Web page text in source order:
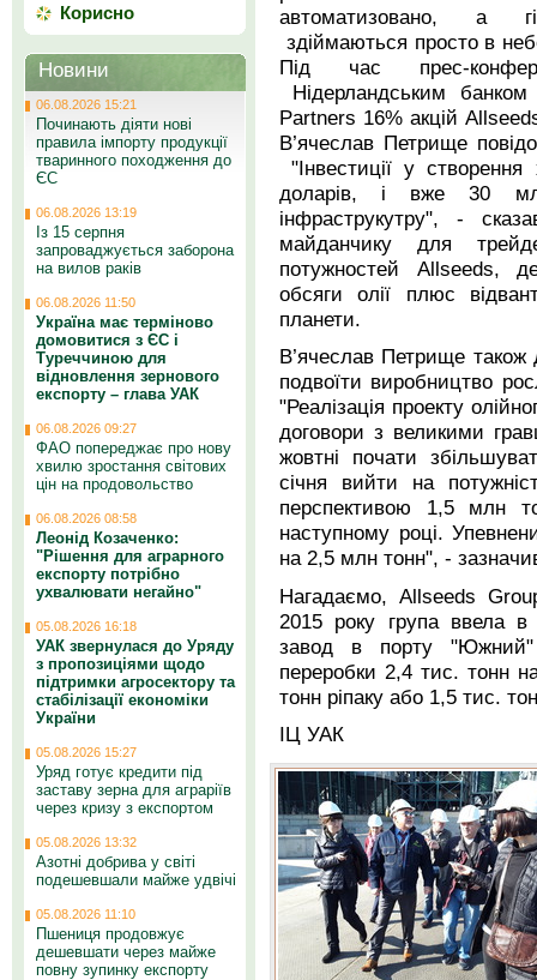
автоматизовано, а
здіймаються просто в
Під час прес-
Нідерландським
Partners 16% акцій
В’ячеслав Петрище
"Інвестиції у
доларів, і вже 30
інфраструкутру", -
майданчику для
потужностей Allseeds,
обсяги олії плюс
планети.
В’ячеслав Петрище
подвоїти виробництво
"Реалізація проекту
договори з великими
жовтні почати
січня вийти на
перспективою 1,5 млн
наступному році.
на 2,5 млн тонн", -
Нагадаємо, Allseeds
2015 року група ввела в
завод в порту
переробки 2,4 тис. тонн
тонн ріпаку або 1,5 тис.
ІЦ УАК
Корисно
Новини
06.08.2026 15:21
Починають діяти нові
правила імпорту продукції
тваринного походження до
ЄС
06.08.2026 13:19
Із 15 серпня
запроваджується заборона
на вилов раків
06.08.2026 11:50
Україна має терміново
домовитися з ЄС і
Туреччиною для
відновлення зернового
експорту – глава УАК
06.08.2026 09:27
ФАО попереджає про нову
хвилю зростання світових
цін на продовольство
06.08.2026 08:58
Леонід Козаченко:
"Рішення для аграрного
експорту потрібно
ухвалювати негайно"
05.08.2026 16:18
УАК звернулася до Уряду
з пропозиціями щодо
підтримки агросектору та
стабілізації економіки
України
05.08.2026 15:27
Уряд готує кредити під
заставу зерна для аграріїв
через кризу з експортом
05.08.2026 13:32
Азотні добрива у світі
подешевшали майже удвічі
05.08.2026 11:10
Пшениця продовжує
дешевшати через майже
повну зупинку експорту